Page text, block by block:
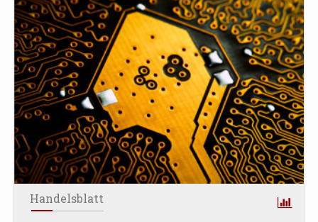
Handelsblatt